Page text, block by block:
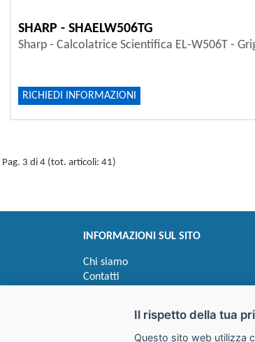
SHARP - SHAELW506TG
Sharp - Calcolatrice Scientifica EL-W506T -
RICHIEDI INFORMAZIONI
Pag. 3 di 4 (tot. articoli: 41)
INFORMAZIONI SUL SITO
Chi siamo
Contatti
Il rispetto della tua
Questo sito web utilizza